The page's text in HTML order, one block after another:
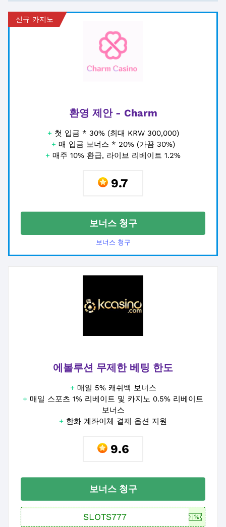
신규 카지노
환영 제안 - Charm
+ 첫 입금 * 30% (최대 KRW 300,000)
+ 매 입금 보너스 * 20% (가끔 30%)
+ 매주 10% 환급, 라이브 리베이트 1.2%
9.7
보너스 청구
보너스 청구
에볼루션 무제한 베팅 한도
+ 매일 5% 캐쉬백 보너스
+ 매일 스포츠 1% 리베이트 및 카지노 0.5% 리베이트
보너스
+ 한화 계좌이체 결제 옵션 지원
9.6
보너스 청구